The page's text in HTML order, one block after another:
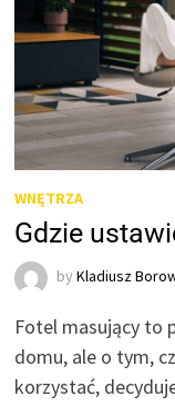
WNĘTRZA
Gdzie
byKladiusz
Fotel masujący to
domu, ale o tym,
korzystać,